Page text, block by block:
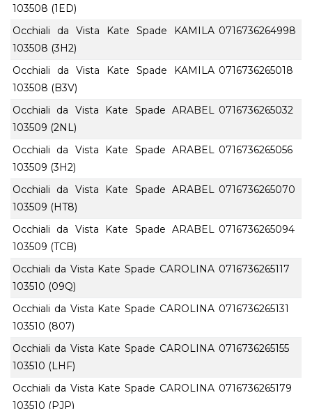
103508 (1ED)
Occhiali da Vista Kate Spade KAMILA
103508 (3H2)
0716736264998
Occhiali da Vista Kate Spade KAMILA
103508 (B3V)
0716736265018
Occhiali da Vista Kate Spade ARABEL
103509 (2NL)
0716736265032
Occhiali da Vista Kate Spade ARABEL
103509 (3H2)
0716736265056
Occhiali da Vista Kate Spade ARABEL
103509 (HT8)
0716736265070
Occhiali da Vista Kate Spade ARABEL
103509 (TCB)
0716736265094
Occhiali da Vista Kate Spade CAROLINA
103510 (09Q)
0716736265117
Occhiali da Vista Kate Spade CAROLINA
103510 (807)
0716736265131
Occhiali da Vista Kate Spade CAROLINA
103510 (LHF)
0716736265155
Occhiali da Vista Kate Spade CAROLINA
103510 (PJP)
0716736265179